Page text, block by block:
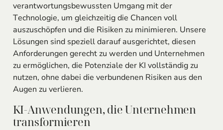
verantwortungsbewussten Umgang mit der
Technologie, um gleichzeitig die Chancen voll
auszuschöpfen und die Risiken zu minimieren. Unsere
Lösungen sind speziell darauf ausgerichtet, diesen
Anforderungen gerecht zu werden und Unternehmen
zu ermöglichen, die Potenziale der KI vollständig zu
nutzen, ohne dabei die verbundenen Risiken aus den
Augen zu verlieren.
KI-Anwendungen, die Unternehmen
transformieren